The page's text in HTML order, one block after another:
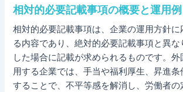
相対的必要記載事項の概要と運用例
相対的必要記載事項は、企業の運用方針
る内容であり、絶対的必要記載事項と異
した場合に記載が求められるものです。
用する企業では、手当や福利厚生、昇進条
することで、不平等感を解消し、労働者の